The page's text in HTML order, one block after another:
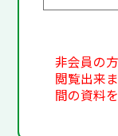
非会員の
閲覧出来
間の資料